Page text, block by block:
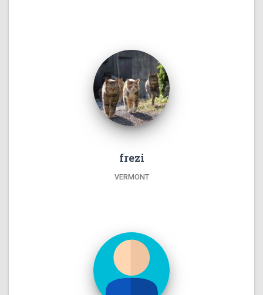
frezi
VERMONT